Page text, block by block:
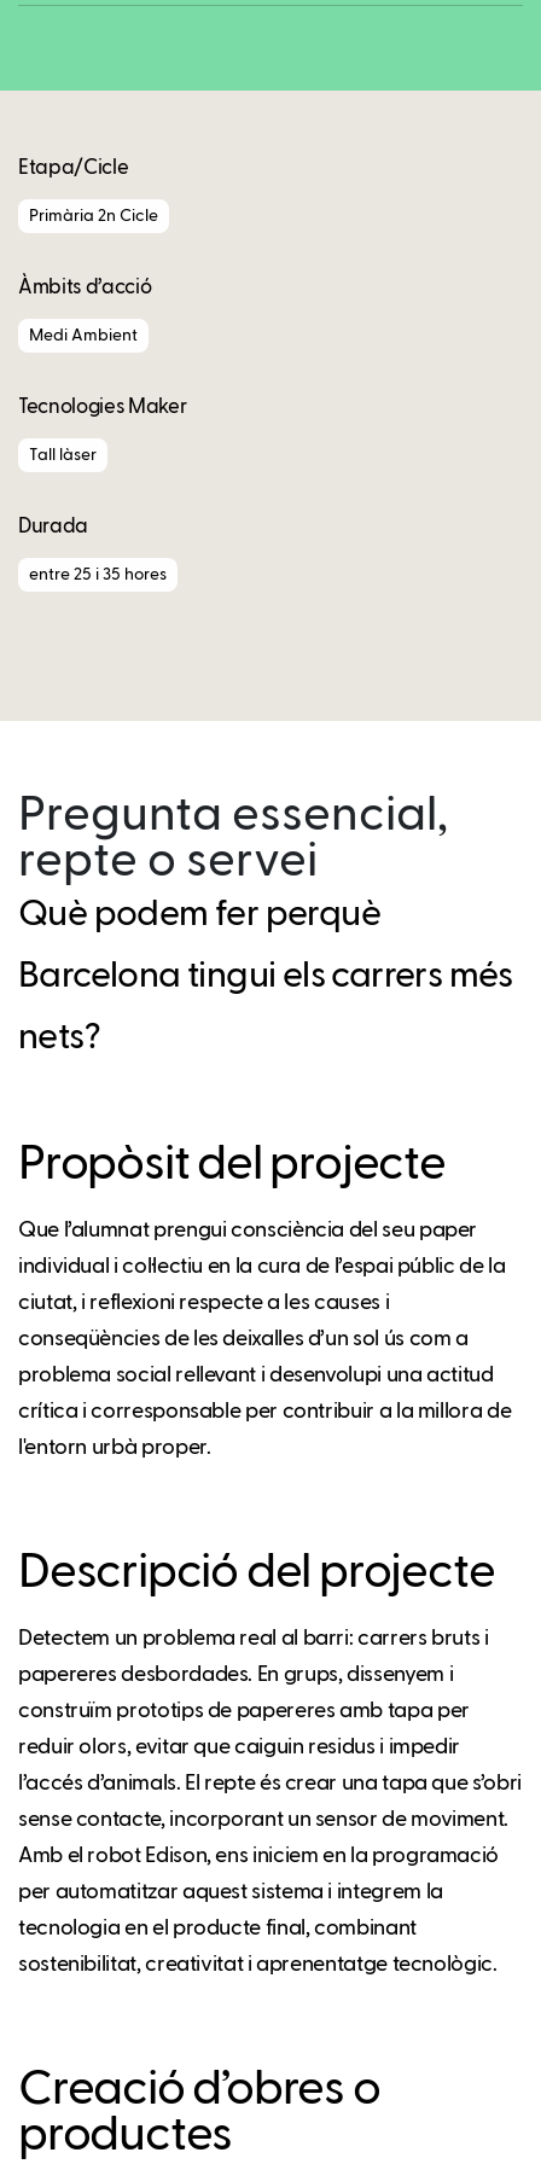
Etapa/Cicle
Primària 2n Cicle
Àmbits d’acció
Medi Ambient
Tecnologies Maker
Tall làser
Durada
entre 25 i 35 hores
Pregunta essencial,
repte o servei
Què podem fer perquè
Barcelona tingui els carrers més
nets?
Propòsit del projecte
Que l’alumnat prengui consciència del seu paper
individual i col·lectiu en la cura de l’espai públic de la
ciutat, i reflexioni respecte a les causes i
conseqüències de les deixalles d’un sol ús com a
problema social rellevant i desenvolupi una actitud
crítica i corresponsable per contribuir a la millora de
l'entorn urbà proper.
Descripció del projecte
Detectem un problema real al barri: carrers bruts i
papereres desbordades. En grups, dissenyem i
construïm prototips de papereres amb tapa per
reduir olors, evitar que caiguin residus i impedir
l’accés d’animals. El repte és crear una tapa que s’obri
sense contacte, incorporant un sensor de moviment.
Amb el robot Edison, ens iniciem en la programació
per automatitzar aquest sistema i integrem la
tecnologia en el producte final, combinant
sostenibilitat, creativitat i aprenentatge tecnològic.
Creació d’obres o
productes